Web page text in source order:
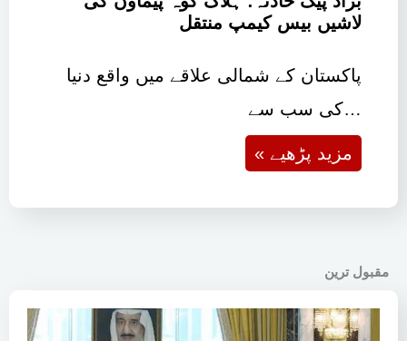
August 5, 2026
لاشیں بیس کیمپ منتقل
پاکستان کے شمالی علاقے میں واقع دنیا
کی سب سے…
مقبول ترین